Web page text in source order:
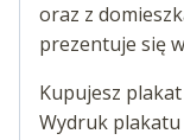
oraz z
prezentuje się
Kupujesz
Wydruk